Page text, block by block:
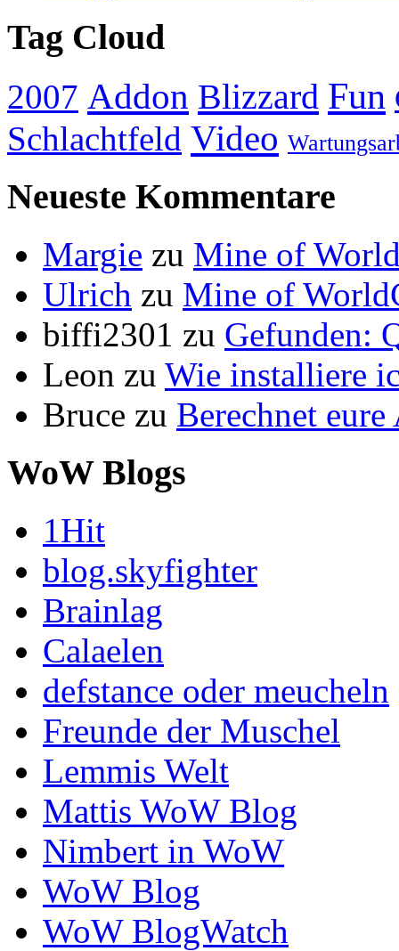
Tag Cloud
2007 Addon Blizzard Fun
Schlachtfeld Video
Neueste Kommentare
Margie zu Mine of
Ulrich zu Mine of
biffi2301 zu Gefunden:
Leon zu Wie installiere
Bruce zu Berechnet
WoW Blogs
1Hit
blog.skyfighter
Brainlag
Calaelen
defstance oder meucheln
Freunde der Muschel
Lemmis Welt
Mattis WoW Blog
Nimbert in WoW
WoW Blog
WoW BlogWatch